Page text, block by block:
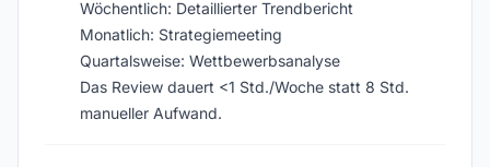
Wöchentlich: Detaillierter Trendbericht
Monatlich: Strategiemeeting
Quartalsweise: Wettbewerbsanalyse
Das Review dauert <1 Std./Woche statt 8 Std.
manueller Aufwand.